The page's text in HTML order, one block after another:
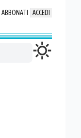
ABBONATI ACCEDI